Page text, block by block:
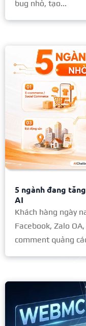
bug nhỏ, tạo...
5 ngành đang
AI
Khách hàng ngày
Facebook, Zalo
comment quảng